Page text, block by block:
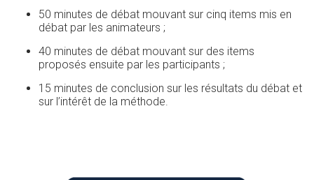
50 minutes de débat mouvant sur cinq items mis en
débat par les animateurs ;
40 minutes de débat mouvant sur des items
proposés ensuite par les participants ;
15 minutes de conclusion sur les résultats du débat et
sur l’intérêt de la méthode.